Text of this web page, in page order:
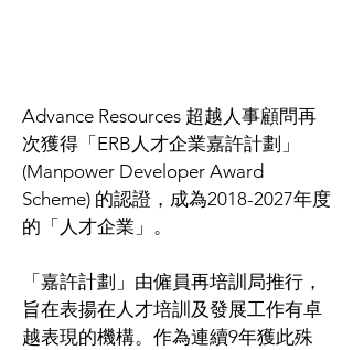
Advance Resources 超越人事顧問再
次獲得「ERB人才企業嘉許計劃」
(Manpower Developer Award
Scheme) 的認證，成為2018-2027年度
的「人才企業」。
「嘉許計劃」由僱員再培訓局推行，
旨在表揚在人才培訓及發展工作有卓
越表現的機構。作為連續9年獲此殊